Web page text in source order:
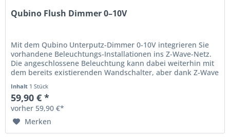
Qubino Flush Dimmer 0–10V
Mit dem Qubino Unterputz-Dimmer 0-10V integrieren Sie
vorhandene Beleuchtungs-Installationen ins Z-Wave-Netz.
Die angeschlossene Beleuchtung kann dabei weiterhin mit
dem bereits existierenden Wandschalter, aber dank Z-Wave
Inhalt 1 Stück
59,90 € *
vorher 59,90 €*
Merken